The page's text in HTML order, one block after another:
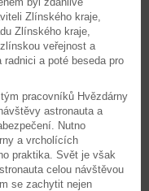
Zlínského kraje,
Zlínského kraje,
veřejnost a
a poté beseda pro
pracovníků Hvězdárny
astronauta a
Nutno
a vrcholících
praktika. Svět je však
celou návštěvou
se zachytit nejen